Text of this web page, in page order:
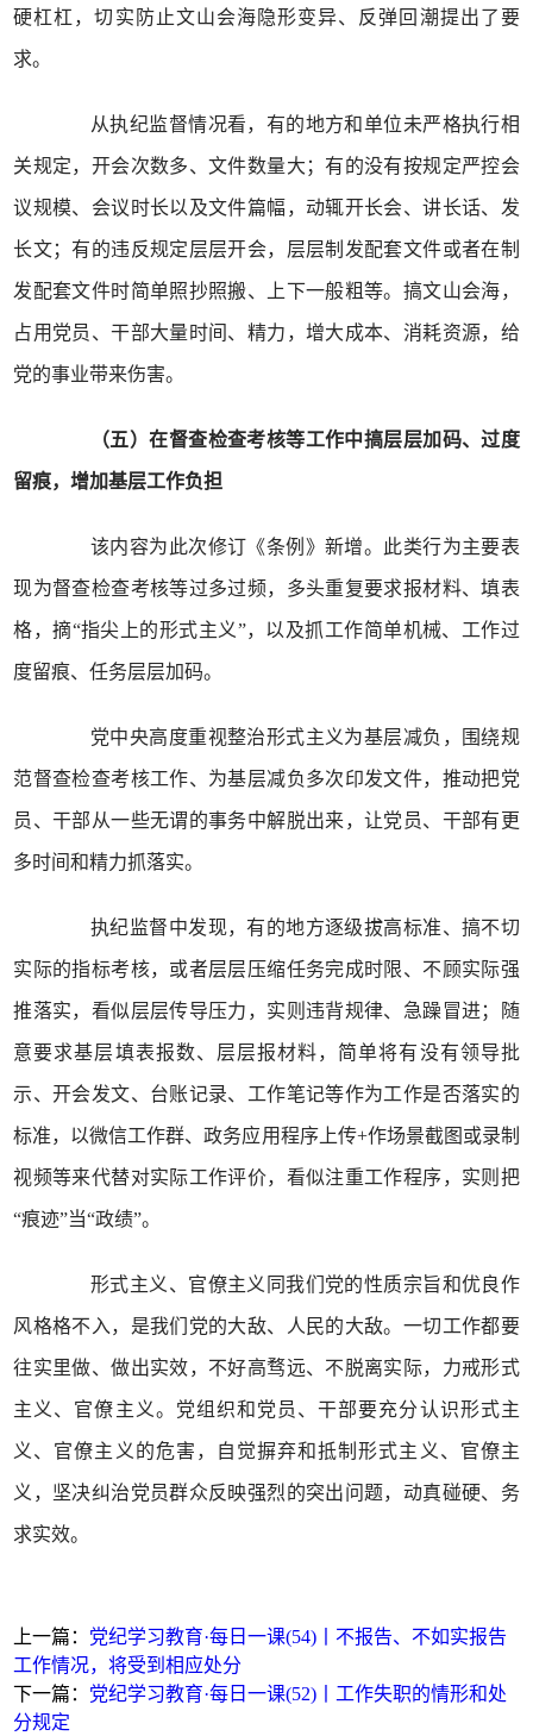
硬杠杠，切实防止文山会海隐形变异、反弹回潮提出了要
求。
从执纪监督情况看，有的地方和单位未严格执行相
关规定，开会次数多、文件数量大；有的没有按规定严控会
议规模、会议时长以及文件篇幅，动辄开长会、讲长话、发
长文；有的违反规定层层开会，层层制发配套文件或者在制
发配套文件时简单照抄照搬、上下一般粗等。搞文山会海，
占用党员、干部大量时间、精力，增大成本、消耗资源，给
党的事业带来伤害。
（五）在督查检查考核等工作中搞层层加码、过度
留痕，增加基层工作负担
该内容为此次修订《条例》新增。此类行为主要表
现为督查检查考核等过多过频，多头重复要求报材料、填表
格，摘“指尖上的形式主义”，以及抓工作简单机械、工作过
度留痕、任务层层加码。
党中央高度重视整治形式主义为基层减负，围绕规
范督查检查考核工作、为基层减负多次印发文件，推动把党
员、干部从一些无谓的事务中解脱出来，让党员、干部有更
多时间和精力抓落实。
执纪监督中发现，有的地方逐级拔高标准、搞不切
实际的指标考核，或者层层压缩任务完成时限、不顾实际强
推落实，看似层层传导压力，实则违背规律、急躁冒进；随
意要求基层填表报数、层层报材料，简单将有没有领导批
示、开会发文、台账记录、工作笔记等作为工作是否落实的
标准，以微信工作群、政务应用程序上传+作场景截图或录制
视频等来代替对实际工作评价，看似注重工作程序，实则把
“痕迹”当“政绩”。
形式主义、官僚主义同我们党的性质宗旨和优良作
风格格不入，是我们党的大敌、人民的大敌。一切工作都要
往实里做、做出实效，不好高骛远、不脱离实际，力戒形式
主义、官僚主义。党组织和党员、干部要充分认识形式主
义、官僚主义的危害，自觉摒弃和抵制形式主义、官僚主
义，坚决纠治党员群众反映强烈的突出问题，动真碰硬、务
求实效。
上一篇： 党纪学习教育·每日一课(54)丨不报告、不如实报告
工作情况，将受到相应处分
下一篇： 党纪学习教育·每日一课(52)丨工作失职的情形和处
分规定